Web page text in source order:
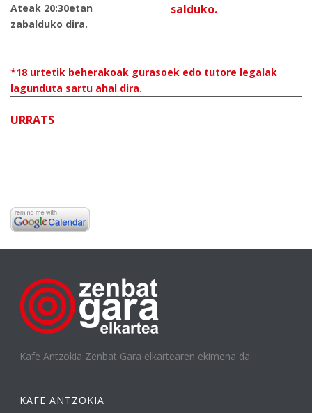
Ateak 20:30etan
zabalduko dira.
salduko.
*18 urtetik beherakoak gurasoek edo tutore legalak
lagunduta sartu ahal dira.
URRATS
Kafe Antzokia Zenbat Gara elkartearen ekimena da.
KAFE ANTZOKIA